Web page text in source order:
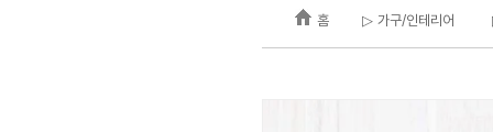
홈 ▷ 가구/인테리어